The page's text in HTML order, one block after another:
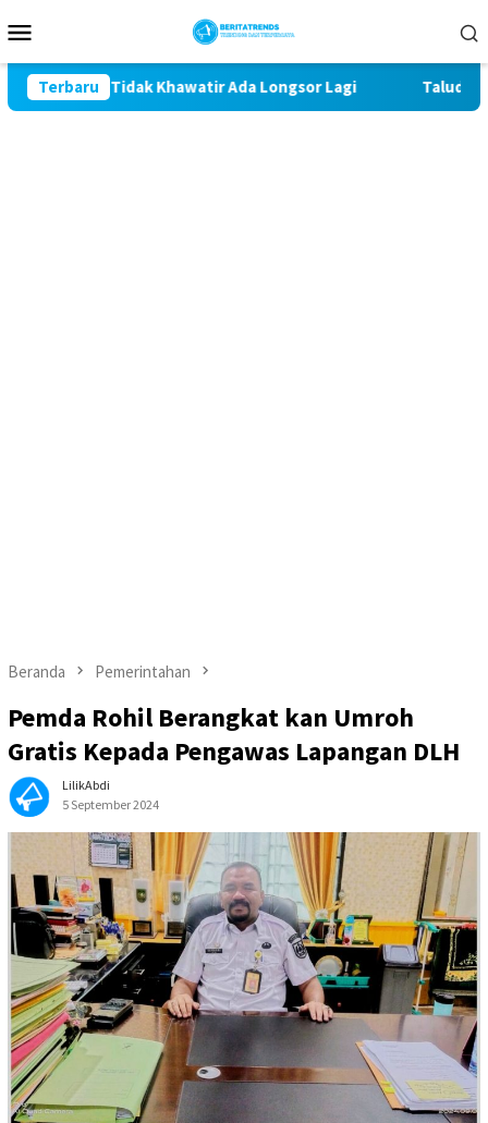
ke
Mobile
Terbaru
Tidak Khawatir Ada Longsor Lagi Talud
Beranda Pemerintahan
Pemda Rohil Berangkat kan Umroh
Gratis Kepada Pengawas Lapangan DLH
LilikAbdi
5 September 2024